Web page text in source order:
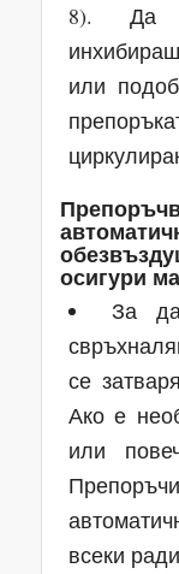
8). Да
или
осигури
За
се
Ако е
или
всеки